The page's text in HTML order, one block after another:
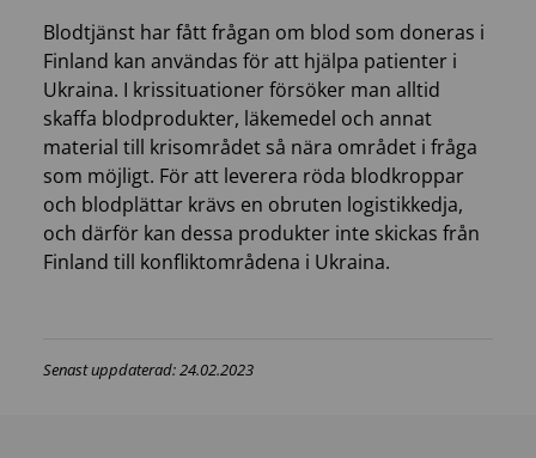
Blodtjänst har fått frågan om blod som doneras i
Finland kan användas för att hjälpa patienter i
Ukraina. I krissituationer försöker man alltid
skaffa blodprodukter, läkemedel och annat
material till krisområdet så nära området i fråga
som möjligt. För att leverera röda blodkroppar
och blodplättar krävs en obruten logistikkedja,
och därför kan dessa produkter inte skickas från
Finland till konfliktområdena i Ukraina.
Senast uppdaterad: 24.02.2023